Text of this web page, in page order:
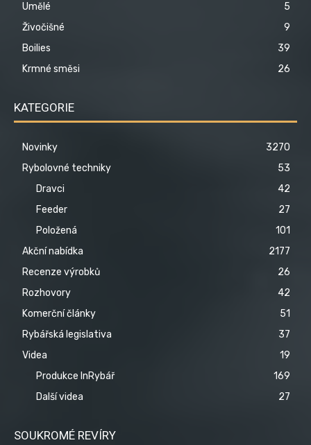
Umělé
5
Živočišné
9
Boilies
39
Krmné směsi
26
KATEGORIE
Novinky
3270
Rybolovné techniky
53
Dravci
42
Feeder
27
Položená
101
Akční nabídka
2177
Recenze výrobků
26
Rozhovory
42
Komerční články
51
Rybářská legislativa
37
Videa
19
Produkce InRybář
169
Další videa
27
SOUKROMÉ REVÍRY